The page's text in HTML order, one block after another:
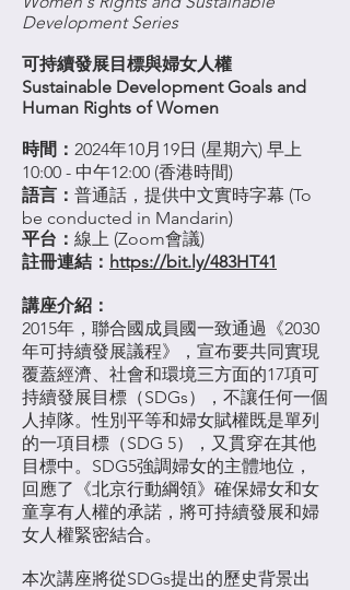
Development Series
可持續發展目標與婦女人權
Sustainable Development Goals and
Human Rights of Women
時間： 2024年10月19日 (星期六) 早上
10:00 - 中午12:00 (香港時間)
語言： 普通話，提供中文實時字幕 (To
be conducted in Mandarin)
平台： 線上 (Zoom會議)
註冊連結： https://bit.ly/483HT41
講座介紹：
2015年，聯合國成員國一致通過《2030
年可持續發展議程》，宣布要共同實現
覆蓋經濟、社會和環境三方面的17項可
持續發展目標（SDGs），不讓任何一個
人掉隊。性別平等和婦女賦權既是單列
的一項目標（SDG 5），又貫穿在其他
目標中。SDG5強調婦女的主體地位，
回應了《北京行動綱領》確保婦女和女
童享有人權的承諾，將可持續發展和婦
女人權緊密結合。
本次講座將從SDGs提出的歷史背景出